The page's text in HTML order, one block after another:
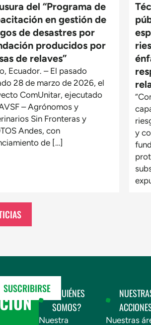
del “Programa de
en gestión de
de desastres por
producidos por
de relaves”
Ecuador. – El pasado
28 de marzo de 2026, el
ComUnitar, ejecutado
– Agrónomos y
Sin Fronteras y
Andes, con
de […]
y
SUSCRIBIRSE
¿QUIÉNES
SOMOS?
Nuestra Nuestras